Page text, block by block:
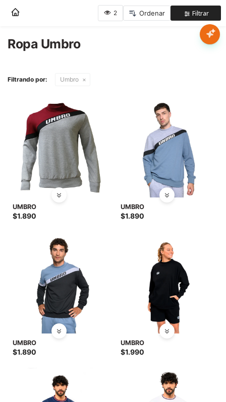
Nota:
este
web
incluye
de
Ropa Umbro
Filtrando por: Umbro
UMBRO
$1.890
UMBRO
$1.890
UMBRO
$1.890
UMBRO
$1.990
Mujer
Hombre
Accesorios
Marcas
Novedades